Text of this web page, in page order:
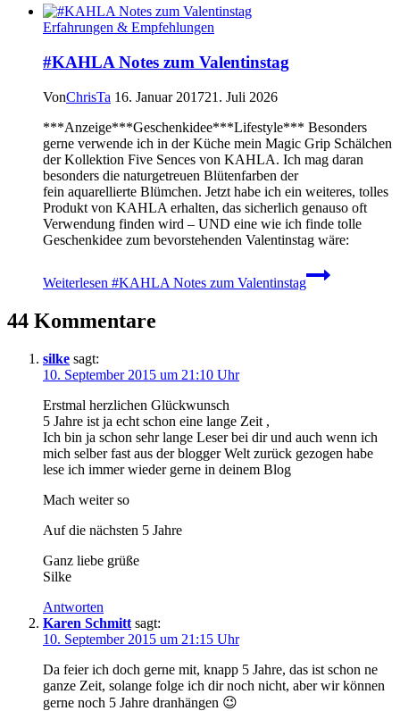
Erfahrungen & Empfehlungen
#KAHLA Notes zum Valentinstag
VonChrisTa 16. Januar 201721. Juli 2026
***Anzeige***Geschenkidee***Lifestyle*** Besonders
gerne verwende ich in der Küche mein Magic Grip Schälchen
der Kollektion Five Sences von KAHLA. Ich mag daran
besonders die naturgetreuen Blütenfarben der
fein aquarellierte Blümchen. Jetzt habe ich ein weiteres, tolles
Produkt von KAHLA erhalten, das sicherlich genauso oft
Verwendung finden wird – UND eine wie ich finde tolle
Geschenkidee zum bevorstehenden Valentinstag wäre:
Weiterlesen #KAHLA Notes zum Valentinstag
44 Kommentare
silke sagt:
10. September 2015 um 21:10 Uhr
Erstmal herzlichen Glückwunsch
5 Jahre ist ja echt schon eine lange Zeit ,
Ich bin ja schon sehr lange Leser bei dir und auch wenn ich
mich selber fast aus der blogger Welt zurück gezogen habe
lese ich immer wieder gerne in deinem Blog
Mach weiter so
Auf die nächsten 5 Jahre
Ganz liebe grüße
Silke
Antworten
Karen Schmitt sagt:
10. September 2015 um 21:15 Uhr
Da feier ich doch gerne mit, knapp 5 Jahre, das ist schon ne
ganze Zeit, solange folge ich dir noch nicht, aber wir können
gerne noch 5 Jahre dranhängen 😉